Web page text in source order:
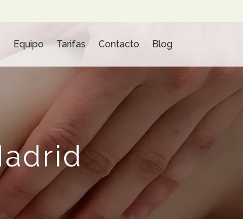
Equipo Tarifas Contacto Blog